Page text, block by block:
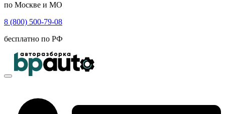
по Москве и МО
8 (800) 500-79-08
бесплатно по РФ